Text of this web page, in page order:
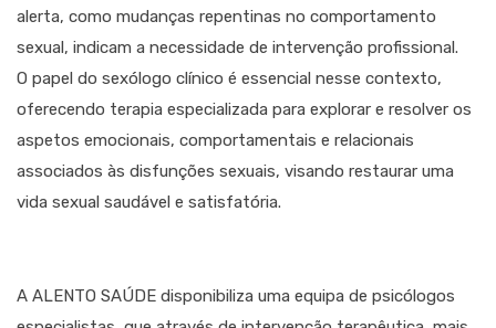
alerta, como mudanças repentinas no comportamento
sexual, indicam a necessidade de intervenção profissional.
O papel do sexólogo clínico é essencial nesse contexto,
oferecendo terapia especializada para explorar e resolver os
aspetos emocionais, comportamentais e relacionais
associados às disfunções sexuais, visando restaurar uma
vida sexual saudável e satisfatória.
A ALENTO SAÚDE disponibiliza uma equipa de psicólogos